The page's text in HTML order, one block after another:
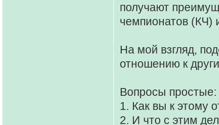
получают
чемпионатов (КЧ)
На мой взгляд,
отношению к
Вопросы простые:
1. Как вы к этому
2. И что с этим